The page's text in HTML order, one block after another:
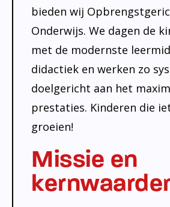
bieden wij
Onderwijs. We dagen de
met de modernste
didactiek en werken zo
doelgericht aan het
prestaties. Kinderen die
groeien!
Missie en